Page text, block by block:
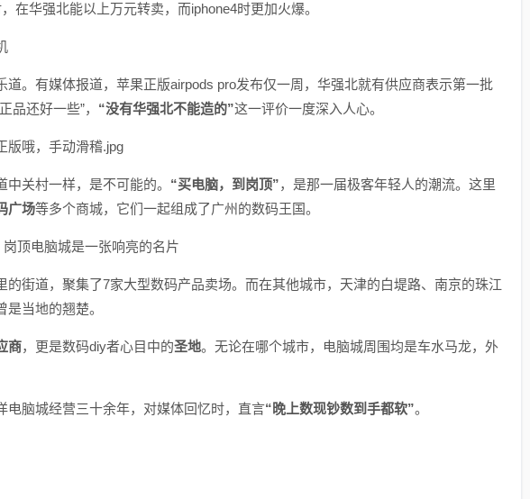
在华强北能以上万元转卖，而iphone4时更加火爆。
道。有媒体报道，苹果正版airpods pro发布仅一周，华强北就有供应商表示第一批
品还好一些”， “没有华强北不能造的”这一评价一度深入人心。
版哦，手动滑稽.jpg
关村一样，是不可能的。 “买电脑，到岗顶”，是那一届极客年轻人的潮流。这里
广场等多个商城，它们一起组成了广州的数码王国。
顶电脑城是一张响亮的名片
的街道，聚集了7家大型数码产品卖场。而在其他城市，天津的白堤路、南京的珠江
当地的翘楚。
商，更是数码diy者心目中的圣地。无论在哪个城市，电脑城周围均是车水马龙，外
电脑城经营三十余年，对媒体回忆时，直言“晚上数现钞数到手都软”。